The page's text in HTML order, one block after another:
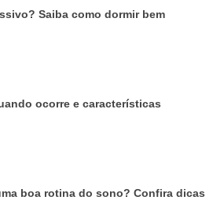
Saiba como dormir bem
ocorre e características
boa rotina do sono? Confira dicas